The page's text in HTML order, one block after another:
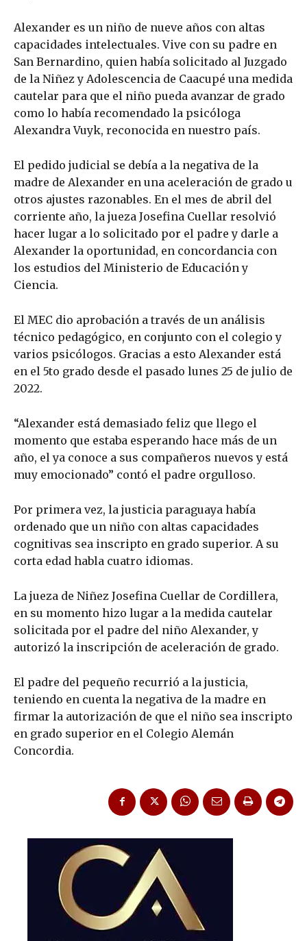
Alexander es un niño de nueve años con altas
capacidades intelectuales. Vive con su padre en
San Bernardino, quien había solicitado al Juzgado
de la Niñez y Adolescencia de Caacupé una medida
cautelar para que el niño pueda avanzar de grado
como lo había recomendado la psicóloga
Alexandra Vuyk, reconocida en nuestro país.
El pedido judicial se debía a la negativa de la
madre de Alexander en una aceleración de grado u
otros ajustes razonables. En el mes de abril del
corriente año, la jueza Josefina Cuellar resolvió
hacer lugar a lo solicitado por el padre y darle a
Alexander la oportunidad, en concordancia con
los estudios del Ministerio de Educación y
Ciencia.
El MEC dio aprobación a través de un análisis
técnico pedagógico, en conjunto con el colegio y
varios psicólogos. Gracias a esto Alexander está
en el 5to grado desde el pasado lunes 25 de julio de
2022.
“Alexander está demasiado feliz que llego el
momento que estaba esperando hace más de un
año, el ya conoce a sus compañeros nuevos y está
muy emocionado” contó el padre orgulloso.
Por primera vez, la justicia paraguaya había
ordenado que un niño con altas capacidades
cognitivas sea inscripto en grado superior. A su
corta edad habla cuatro idiomas.
La jueza de Niñez Josefina Cuellar de Cordillera,
en su momento hizo lugar a la medida cautelar
solicitada por el padre del niño Alexander, y
autorizó la inscripción de aceleración de grado.
El padre del pequeño recurrió a la justicia,
teniendo en cuenta la negativa de la madre en
firmar la autorización de que el niño sea inscripto
en grado superior en el Colegio Alemán
Concordia.